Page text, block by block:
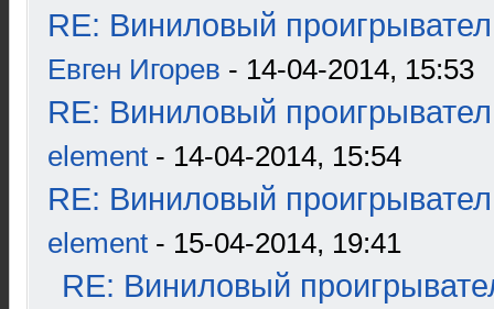
RE: Виниловый
Евген Игорев - 14-04-2014, 15:53
RE: Виниловый
element - 14-04-2014, 15:54
RE: Виниловый
element - 15-04-2014, 19:41
RE: Виниловый